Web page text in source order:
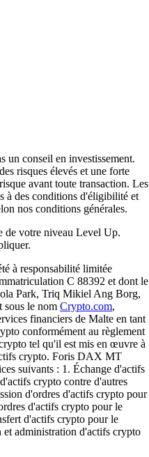
un conseil en investissement.
risques élevés et une forte
avant toute transaction. Les
à des conditions d'éligibilité et
nos conditions générales.
de votre niveau Level Up.
à responsabilité limitée
C 88392 et dont le
Park, Triq Mikiel Ang Borg,
sous le nom Crypto.com,
financiers de Malte en tant
conformément au règlement
tel qu'il est mis en œuvre à
crypto. Foris DAX MT
suivants : 1. Échange d'actifs
crypto contre d'autres
d'ordres d'actifs crypto pour
d'actifs crypto pour le
d'actifs crypto pour le
et administration d'actifs crypto